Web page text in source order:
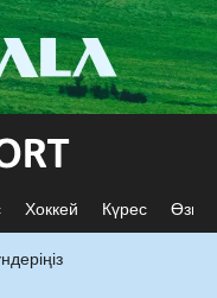
Хоккей Күрес Өзге